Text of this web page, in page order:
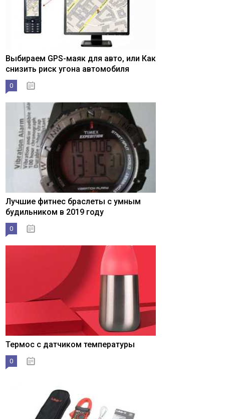
Выбираем GPS-маяк для авто, или Как
снизить риск угона автомобиля
0
Лучшие фитнес браслеты с умным
будильником в 2019 году
0
Термос с датчиком температуры
0